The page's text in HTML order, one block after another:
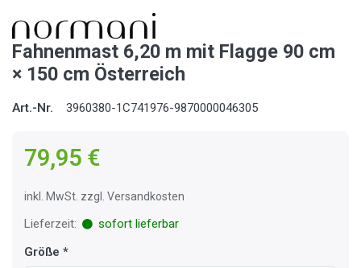
Fahnenmast 6,20 m mit Flagge 90 cm
× 150 cm Österreich
Art.-Nr. 3960380-1C741976-9870000046305
79,95 €
inkl. MwSt. zzgl. Versandkosten
Lieferzeit:
sofort lieferbar
Größe